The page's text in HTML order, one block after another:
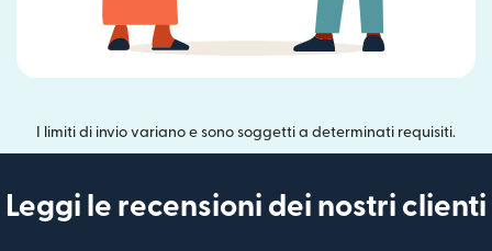
I limiti di invio variano e sono soggetti a determinati requisiti.
Leggi le recensioni dei nostri clienti